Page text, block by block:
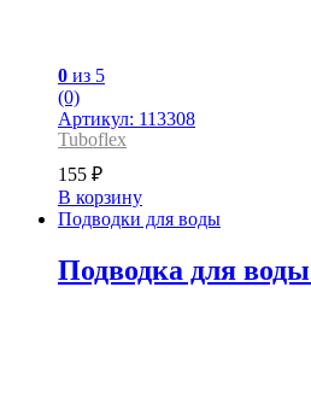
0 из 5
(0)
Артикул: 113308
Tuboflex
155 ₽
В корзину
Подводки для воды
Подводка для